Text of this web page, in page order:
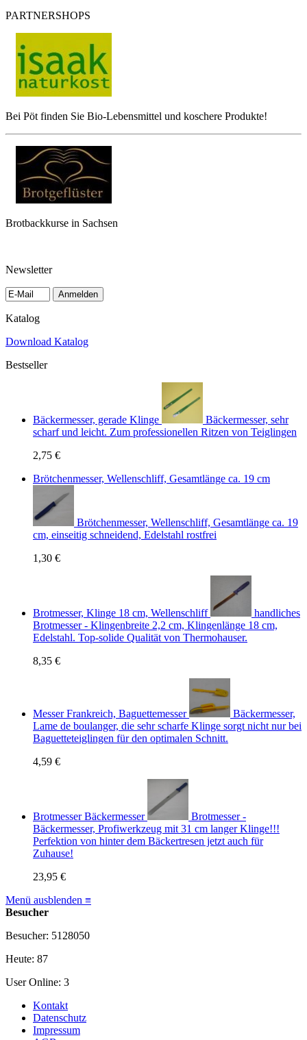
PARTNERSHOPS
Bei Pöt finden Sie Bio-Lebensmittel und koschere Produkte!
Brotbackkurse in Sachsen
Newsletter
Anmelden
Katalog
Download Katalog
Bestseller
Bäckermesser, gerade Klinge
Bäckermesser, sehr
scharf und leicht. Zum professionellen Ritzen von Teiglingen
2,75 €
Brötchenmesser, Wellenschliff, Gesamtlänge ca. 19 cm
Brötchenmesser, Wellenschliff, Gesamtlänge ca. 19
cm, einseitig schneidend, Edelstahl rostfrei
1,30 €
Brotmesser, Klinge 18 cm, Wellenschliff
handliches
Brotmesser - Klingenbreite 2,2 cm, Klingenlänge 18 cm,
Edelstahl. Top-solide Qualität von Thermohauser.
8,35 €
Messer Frankreich, Baguettemesser
Bäckermesser,
Lame de boulanger, die sehr scharfe Klinge sorgt nicht nur bei
Baguetteteiglingen für den optimalen Schnitt.
4,59 €
Brotmesser Bäckermesser
Brotmesser -
Bäckermesser, Profiwerkzeug mit 31 cm langer Klinge!!!
Perfektion von hinter dem Bäckertresen jetzt auch für
Zuhause!
23,95 €
Menü ausblenden ≡
Besucher
Besucher: 5128050
Heute: 87
User Online: 3
Kontakt
Datenschutz
Impressum